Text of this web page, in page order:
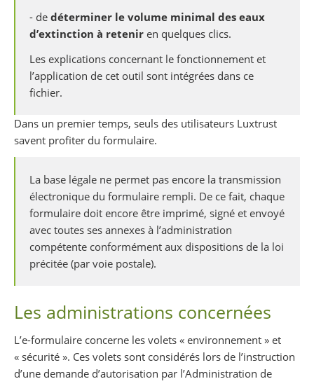
- de déterminer le volume minimal des eaux
d’extinction à retenir en quelques clics.
Les explications concernant le fonctionnement et
l’application de cet outil sont intégrées dans ce
fichier.
Dans un premier temps, seuls des utilisateurs Luxtrust
savent profiter du formulaire.
La base légale ne permet pas encore la transmission
électronique du formulaire rempli. De ce fait, chaque
formulaire doit encore être imprimé, signé et envoyé
avec toutes ses annexes à l’administration
compétente conformément aux dispositions de la loi
précitée (par voie postale).
Les administrations concernées
L’e-formulaire concerne les volets « environnement » et
« sécurité ». Ces volets sont considérés lors de l’instruction
d’une demande d’autorisation par l’Administration de